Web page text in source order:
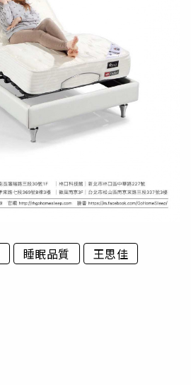
睡眠品質
王思佳